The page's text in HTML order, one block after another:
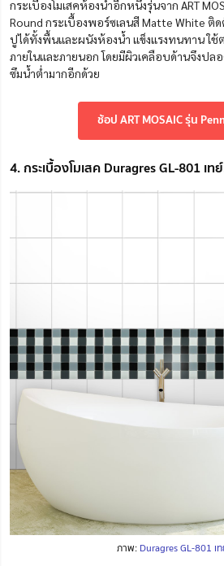
กระเบื้องโมเสคห้องน้ำอีกหนึ่งรุ่นจาก ART
Round กระเบื้องพอร์ซเลนสี Matte White ติ
ปูได้ทั้งพื้นและผนังห้องน้ำ แข็งแรงทนทาน ใช้
ภายในและภายนอก โดยมีผิวเคลือบด้านจึงปล
ซึมน้ำต่ำมากอีกด้วย
ช้อป ART MOSAIC รุ่น
4. กระเบื้องโมเสค Duragres GL-801 เท
ภาพ: Duragres GL-801 เ